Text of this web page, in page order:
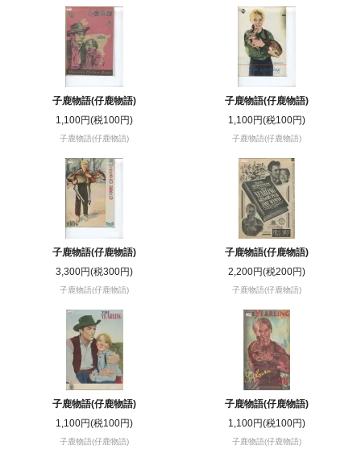
子鹿物語(仔鹿物語)
1,100円(税100円)
子鹿物語(仔鹿物語)
子鹿物語(仔鹿物語)
1,100円(税100円)
子鹿物語(仔鹿物語)
子鹿物語(仔鹿物語)
3,300円(税300円)
子鹿物語(仔鹿物語)
子鹿物語(仔鹿物語)
2,200円(税200円)
子鹿物語(仔鹿物語)
子鹿物語(仔鹿物語)
1,100円(税100円)
子鹿物語(仔鹿物語)
子鹿物語(仔鹿物語)
1,100円(税100円)
子鹿物語(仔鹿物語)